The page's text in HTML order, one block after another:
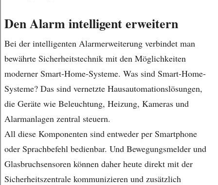
Den Alarm intelligent erweitern
Bei der intelligenten Alarmerweiterung verbindet man
bewährte Sicherheitstechnik mit den Möglichkeiten
moderner Smart-Home-Systeme. Was sind Smart-Home-
Systeme? Das sind vernetzte Hausautomationslösungen,
die Geräte wie Beleuchtung, Heizung, Kameras und
Alarmanlagen zentral steuern.
All diese Komponenten sind entweder per Smartphone
oder Sprachbefehl bedienbar. Und Bewegungsmelder und
Glasbruchsensoren können daher heute direkt mit der
Sicherheitszentrale kommunizieren und zusätzlich